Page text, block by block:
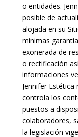
o entidades.
posible de
alojada en su
mínimas
exonerada de
o rectificación
informaciones
Jennifer
controla los
puestos a
colaboradores,
la legislación